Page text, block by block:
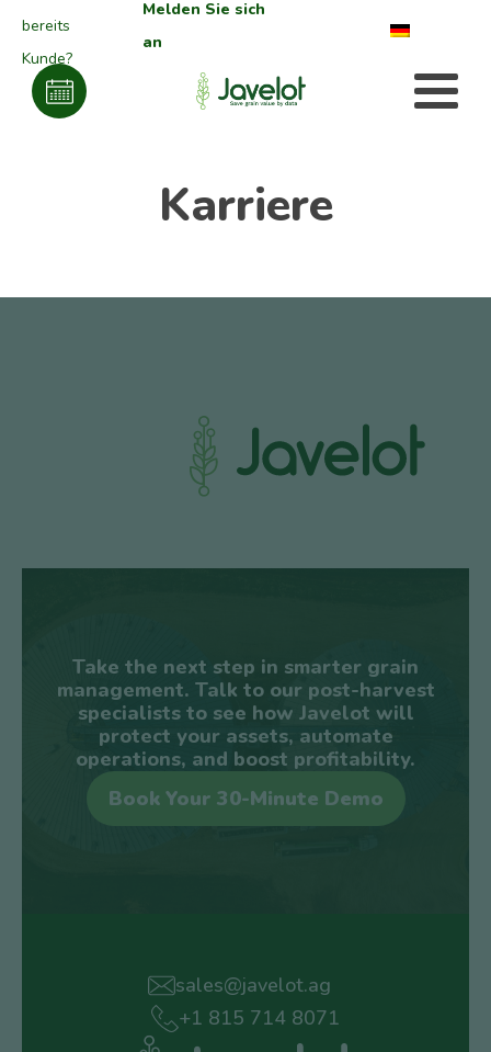
bereits
Kunde?
Melden Sie sich
an
Karriere
Take the next step in smarter grain
management. Talk to our post-harvest
specialists to see how Javelot will
protect your assets, automate
operations, and boost profitability.
Book Your 30-Minute Demo
sales@javelot.ag
+1 815 714 8071